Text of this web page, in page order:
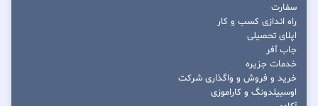
سفارت
راه اندازی کسب و کار
اپلای تحصیلی
جاب آفر
خدمات جزیره
خرید و فروش و واگذاری شرکت
اوسبیلدونگ و کاراموزی